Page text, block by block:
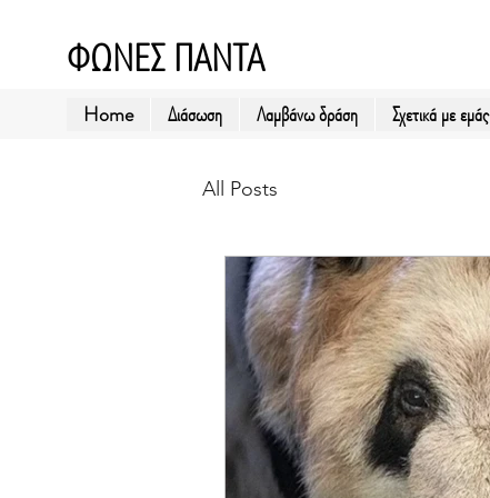
ΦΩΝΕΣ ΠΑΝΤΑ
Home Διάσωση Λαμβάνω δράση Σχετικά με εμάς
All Posts